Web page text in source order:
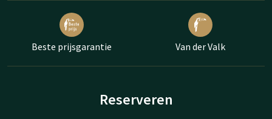
Beste prijsgarantie Van der Valk
Reserveren